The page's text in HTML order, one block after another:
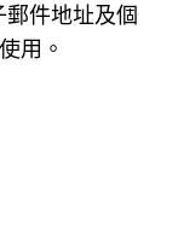
件地址及個
用。